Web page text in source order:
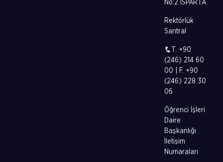
No:2 ISPARTA
Rektörlük
Santral
T. +90
(246) 214 60
00 | F. +90
(246) 228 30
06
Öğrenci İşleri
Daire
Başkanlığı
İletişim
Numaraları